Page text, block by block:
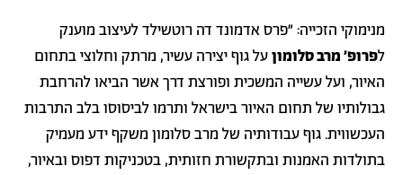
מנימוקי הזכייה: ״פרס אדמונד דה רוטשילד לעיצוב מוענק
לפרופ' מרב סלומוןעל גוף יצירה עשיר, מרתק וחלוצי בתחום
האיור, ועל עשייה המשכית ופורצת דרך אשר הביאו להרחבת
גבולותיו של תחום האיור בישראל ותרמו לביסוסו בלב התרבות
העכשווית. גוף עבודותיה של מרב סלומון משקף ידע מעמיק
בתולדות האמנות ובתקשורת חזותית, בטכניקות דפוס ובאיור,